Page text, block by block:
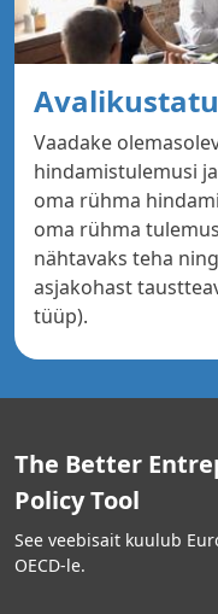
Vaadake
hindamistulemusi
oma rühma
oma rühma
nähtavaks teha
asjakohast
tüüp).
The Better
Policy Tool
See veebisait kuulub
OECD-le.